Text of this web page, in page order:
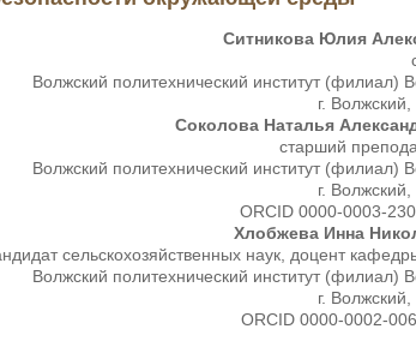
Ситникова Юлия
Волжский политехнический институт (филиал)
г.
Соколова Наталья
старший
Волжский политехнический институт (филиал)
г.
ORCID 0000-0003-
Хлобжева Инна
сельскохозяйственных наук, доцент
Волжский политехнический институт (филиал)
г.
ORCID 0000-0002-